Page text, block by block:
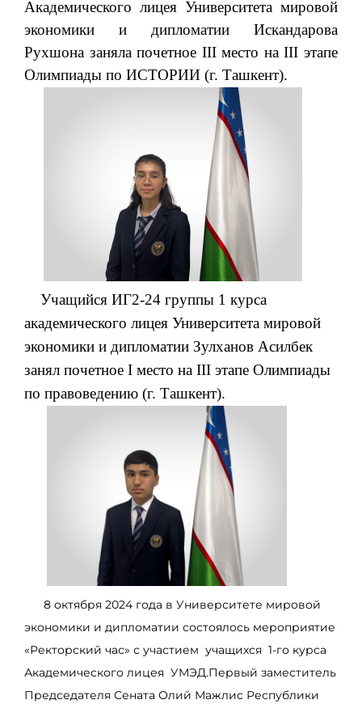
Академического лицея Университета мировой
экономики и дипломатии Искандарова
Рухшона заняла почетное III место на III этапе
Олимпиады по ИСТОРИИ (г. Ташкент).
Учащийся ИГ2-24 группы 1 курса
академического лицея Университета мировой
экономики и дипломатии Зулханов Асилбек
занял почетное I место на III этапе Олимпиады
по правоведению (г. Ташкент).
8 октября 2024 года в Университете мировой
экономики и дипломатии состоялось мероприятие
«Ректорский час» с участием учащихся 1-го курса
Академического лицея УМЭД.Первый заместитель
Председателя Сената Олий Мажлис Республики